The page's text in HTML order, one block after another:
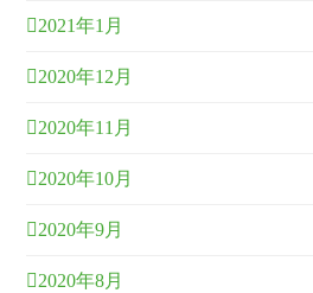
2021年1月
2020年12月
2020年11月
2020年10月
2020年9月
2020年8月